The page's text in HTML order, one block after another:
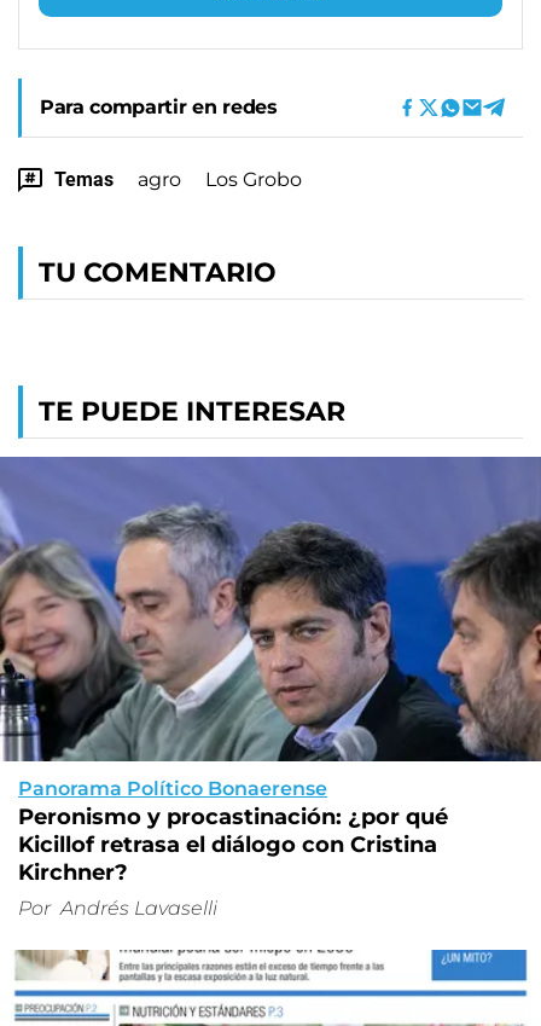
Para compartir en redes
Temas agro Los Grobo
TU COMENTARIO
TE PUEDE INTERESAR
Panorama Político Bonaerense
Peronismo y procastinación: ¿por qué
Kicillof retrasa el diálogo con Cristina
Kirchner?
Por Andrés Lavaselli